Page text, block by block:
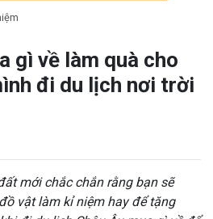
gì về làm quà cho
đi du lịch nơi trời
mới chắc chắn rằng bạn sẽ
vật làm kỉ niệm hay để tặng